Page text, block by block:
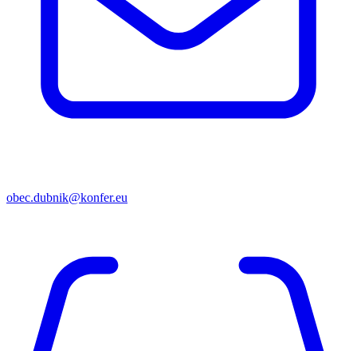
obec.dubnik@konfer.eu